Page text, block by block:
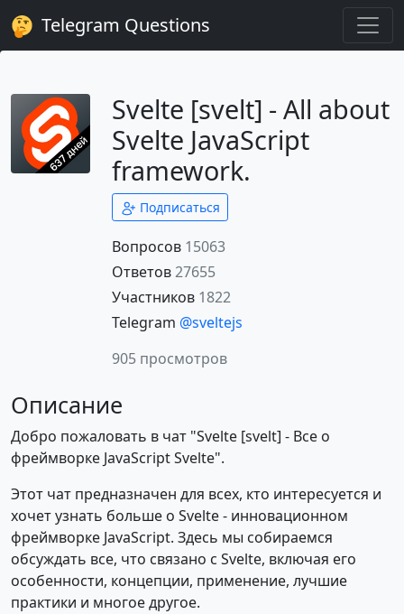
Telegram Questions
Svelte [svelt] - All about
Svelte JavaScript
framework.
Подписаться
Вопросов 15063
Ответов27655
Участников 1822
Telegram @sveltejs
905 просмотров
Описание
Добро пожаловать в чат "Svelte [svelt] - Все о
фреймворке JavaScript Svelte".
Этот чат предназначен для всех, кто интересуется и
хочет узнать больше о Svelte - инновационном
фреймворке JavaScript. Здесь мы собираемся
обсуждать все, что связано с Svelte, включая его
особенности, концепции, применение, лучшие
практики и многое другое.